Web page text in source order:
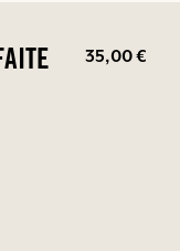
35,00 €